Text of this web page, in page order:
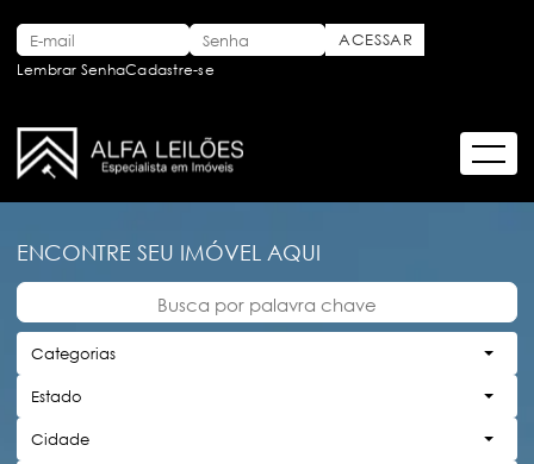
Lembrar SenhaCadastre-se
ENCONTRE SEU IMÓVEL AQUI
Categorias
Estado
Cidade